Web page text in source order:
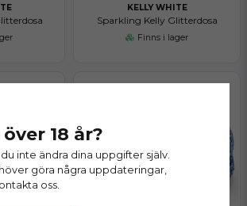
KELLY WHITE
Sparkling Kelly Glitterdosa
Finns i lager
18 år?
du inte ändra dina uppgifter själv.
göra några uppdateringar,
oss.